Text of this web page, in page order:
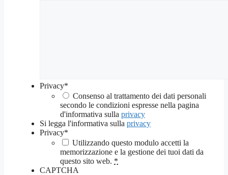
Privacy*
Consenso al trattamento dei dati personali
secondo le condizioni espresse nella pagina
d'informativa sulla privacy
Si legga l'informativa sulla privacy
Privacy*
Utilizzando questo modulo accetti la
memorizzazione e la gestione dei tuoi dati da
questo sito web. *
CAPTCHA